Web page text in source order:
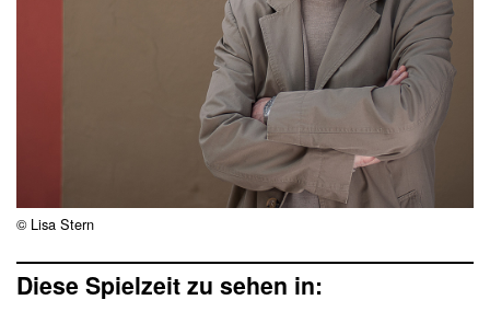
© Lisa Stern
Diese Spielzeit zu sehen in: